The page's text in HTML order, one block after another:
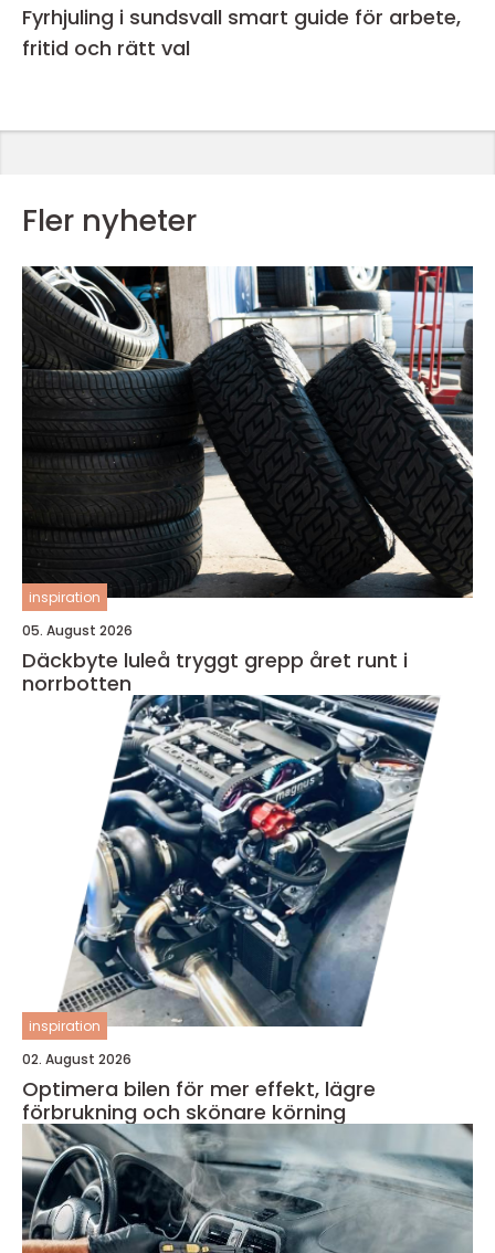
Fyrhjuling i sundsvall smart guide för arbete,
fritid och rätt val
Fler nyheter
inspiration
05. August 2026
Däckbyte luleå tryggt grepp året runt i
norrbotten
inspiration
02. August 2026
Optimera bilen för mer effekt, lägre
förbrukning och skönare körning